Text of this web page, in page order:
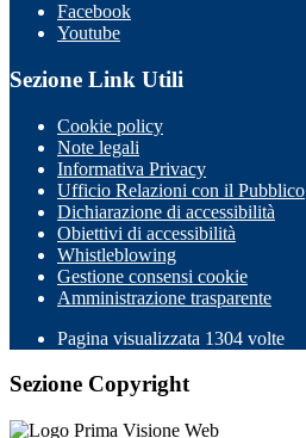
Facebook
Youtube
Sezione Link Utili
Cookie policy
Note legali
Informativa Privacy
Ufficio Relazioni con il Pubblico
Dichiarazione di accessibilità
Obiettivi di accessibilità
Whistleblowing
Gestione consensi cookie
Amministrazione trasparente
Pagina visualizzata 1304 volte
Sezione Copyright